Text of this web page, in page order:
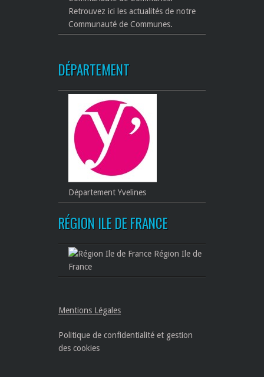
Retrouvez ici les actualités de notre
Communauté de Communes.
DÉPARTEMENT
Département Yvelines
RÉGION ILE DE FRANCE
Région Ile de
France
Mentions Légales
Politique de confidentialité et gestion
des cookies